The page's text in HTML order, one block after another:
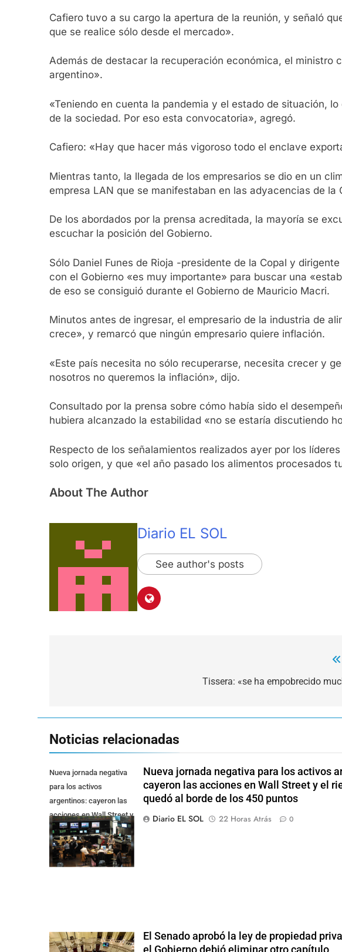
Cafiero tuvo a su cargo la apertura de la reunión, y señaló
que se realice sólo desde el mercado».
Además de destacar la recuperación económica, el ministro
argentino».
«Teniendo en cuenta la pandemia y el estado de situación,
de la sociedad. Por eso esta convocatoria», agregó.
Cafiero: «Hay que hacer más vigoroso todo el enclave
Mientras tanto, la llegada de los empresarios se dio en un
empresa LAN que se manifestaban en las adyacencias de
De los abordados por la prensa acreditada, la mayoría se
escuchar la posición del Gobierno.
Sólo Daniel Funes de Rioja -presidente de la Copal y
con el Gobierno «es muy importante» para buscar una
de eso se consiguió durante el Gobierno de Mauricio Macri.
Minutos antes de ingresar, el empresario de la industria de
crece», y remarcó que ningún empresario quiere inflación.
«Este país necesita no sólo recuperarse, necesita crecer y
nosotros no queremos la inflación», dijo.
Consultado por la prensa sobre cómo había sido el
hubiera alcanzado la estabilidad «no se estaría discutiendo
Respecto de los señalamientos realizados ayer por los
solo origen, y que «el año pasado los alimentos
About The Author
Diario EL SOL
See author's posts
Tissera: «se ha empobrecido
Noticias relacionadas
Nueva jornada negativa
para los activos
argentinos: cayeron las
acciones en Wall Street y
el riesgo país quedó al
borde de los 450 punt
Nueva jornada negativa para los activos
cayeron las acciones en Wall Street y el
quedó al borde de los 450 puntos
Diario EL SOL
22 Horas Atrás 0
El Senado aprobó la ley de propiedad
el Gobierno debió eliminar otro capítulo